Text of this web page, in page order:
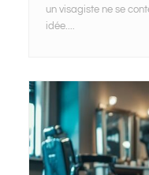
un visagiste ne se
idée....